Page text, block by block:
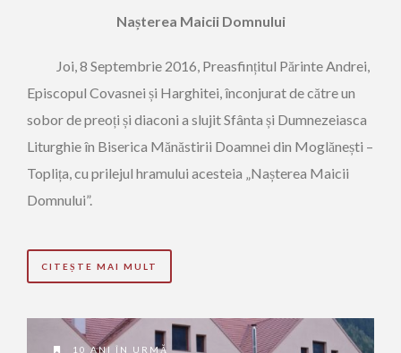
Nașterea Maicii Domnului
Joi, 8 Septembrie 2016, Preasfințitul Părinte Andrei,
Episcopul Covasnei și Harghitei, înconjurat de către un
sobor de preoți și diaconi a slujit Sfânta și Dumnezeiasca
Liturghie în Biserica Mănăstirii Doamnei din Moglănești –
Toplița, cu prilejul hramului acesteia „Nașterea Maicii
Domnului”.
CITEȘTE MAI MULT
10 ANI ÎN URMĂ